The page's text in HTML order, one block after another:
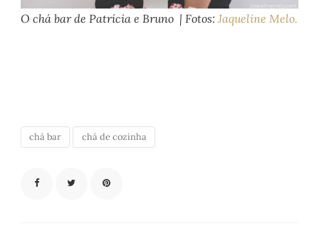
O chá bar de Patrícia e Bruno | Fotos:Jaqueline Melo.
chá bar chá de cozinha